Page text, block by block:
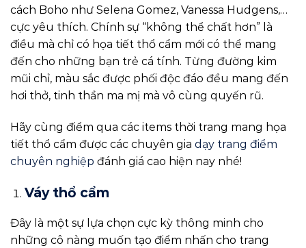
cách Boho như Selena Gomez, Vanessa Hudgens,…
cực yêu thích. Chính sự “không thể chất hơn” là
điều mà chỉ có họa tiết thổ cẩm mới có thể mang
đến cho những bạn trẻ cá tính. Từng đường kim
mũi chỉ, màu sắc được phối độc đáo đều mang đến
hơi thở, tinh thần ma mị mà vô cùng quyến rũ.
Hãy cùng điểm qua các items thời trang mang họa
tiết thổ cẩm được các chuyên gia dạy trang điểm
chuyên nghiệp đánh giá cao hiện nay nhé!
Váy thổ cẩm
Đây là một sự lựa chọn cực kỳ thông minh cho
những cô nàng muốn tạo điểm nhấn cho trang